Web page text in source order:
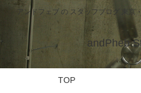
アンドフェブ の スタッフブログ 東
andPheb
TOP